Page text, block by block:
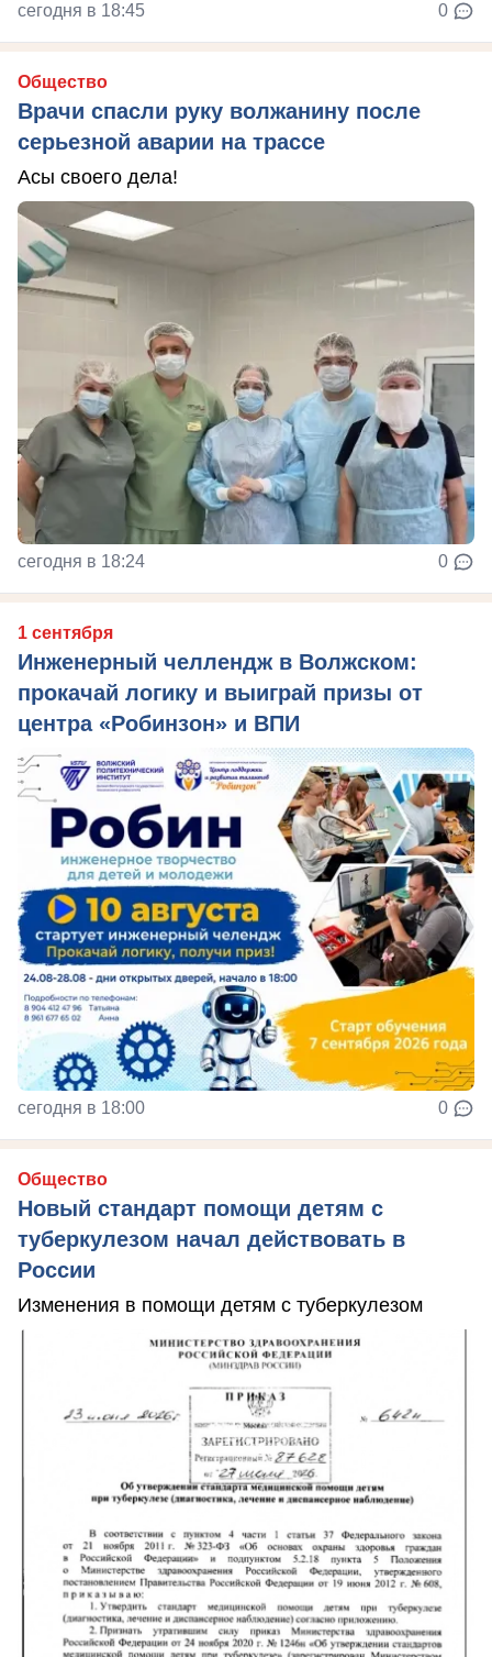
сегодня в 18:45 0
Общество
Врачи спасли руку волжанину после
серьезной аварии на трассе
Асы своего дела!
сегодня в 18:24 0
1 сентября
Инженерный челлендж в Волжском:
прокачай логику и выиграй призы от
центра «Робинзон» и ВПИ
сегодня в 18:00 0
Общество
Новый стандарт помощи детям с
туберкулезом начал действовать в
России
Изменения в помощи детям с туберкулезом